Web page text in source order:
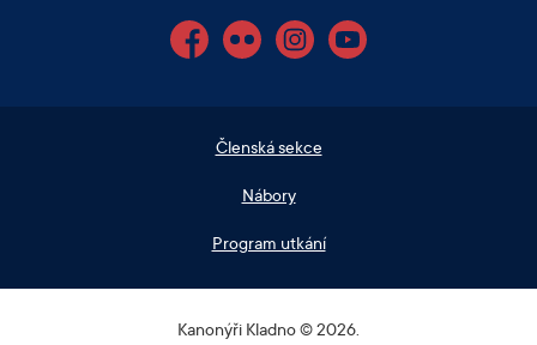
FacebookFlickr InstagramYouTube
Členská sekce
Nábory
Program utkání
Kanonýři Kladno © 2026.